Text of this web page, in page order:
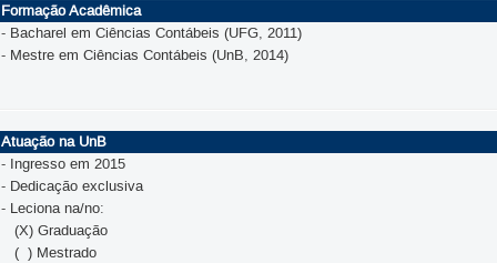
Formação Acadêmica
- Bacharel em Ciências Contábeis (UFG, 2011)
- Mestre em Ciências Contábeis (UnB, 2014)
Atuação na UnB
- Ingresso em 2015
- Dedicação exclusiva
- Leciona na/no:
(X) Graduação
( ) Mestrado